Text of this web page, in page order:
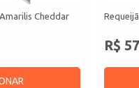
Cheddar
R$